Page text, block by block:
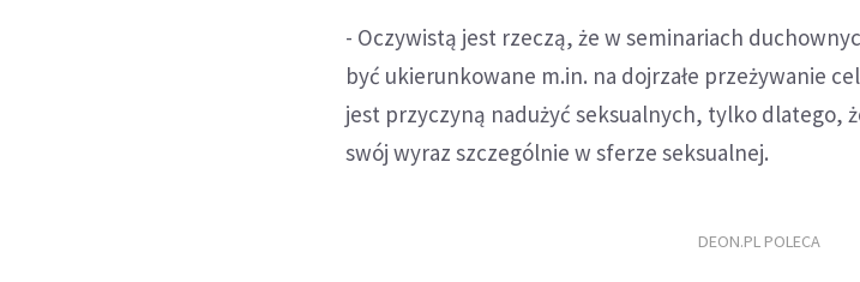
- Oczywistą jest rzeczą, że w seminariach
być ukierunkowane m.in. na dojrzałe przeżywanie
jest przyczyną nadużyć seksualnych, tylko dlatego,
swój wyraz szczególnie w sferze seksualnej.
DEON.PL POLECA